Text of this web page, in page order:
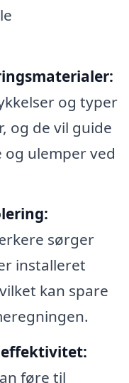
og typer
og de vil guide
ulemper ved
sørger
installeret
kan spare
føre til